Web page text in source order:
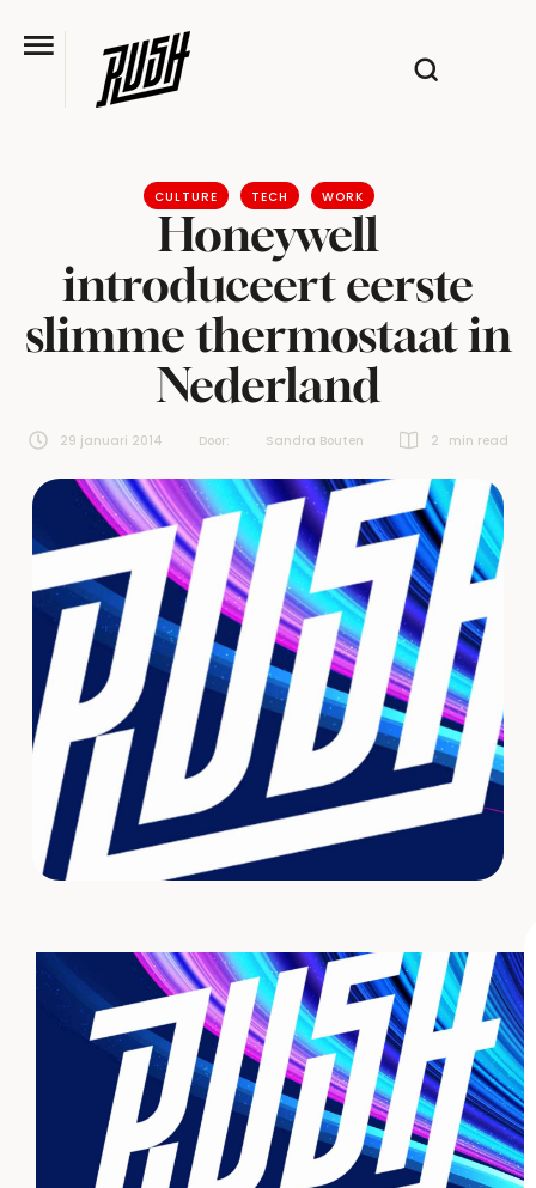
CULTURE TECH WORK
Honeywell
introduceert eerste
slimme thermostaat in
Nederland
29 januari 2014 Door: Sandra Bouten 2 min read